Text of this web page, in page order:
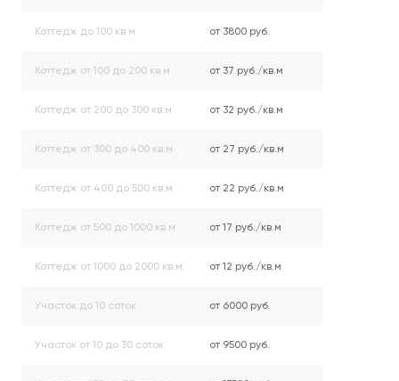
Коттедж до 100 кв.м от 3800 руб.
Коттедж от 100 до 200 кв.м от 37 руб./кв.м
Коттедж от 200 до 300 кв.м от 32 руб./кв.м
Коттедж от 300 до 400 кв.м от 27 руб./кв.м
Коттедж от 400 до 500 кв.м от 22 руб./кв.м
Коттедж от 500 до 1000 кв.м от 17 руб./кв.м
Коттедж от 1000 до 2000 кв.м от 12 руб./кв.м
Участок до 10 соток от 6000 руб.
Участок от 10 до 30 соток от 9500 руб.